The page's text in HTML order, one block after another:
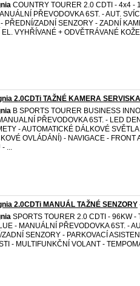
COUNTRY TOURER 2.0 CDTI - 4x4 -
PŘEVODOVKA 6ST. - AUT.
PŘEDNÍ/ZADNÍ SENZORY - ZADNÍ
VYHŘÍVANÉ + ODVĚTRÁVANÉ
2.0CDTi TAŽNÉ KAMERA
B SPORTS TOURER BUSINESS
PŘEVODOVKA 6ST. - LED
- AUTOMATICKÉ DÁLKOVÉ
OVLÁDÁNÍ) - NAVIGACE - FRONT
- ...
2.0CDTi MANUÁL TAŽNÉ SENZORY
SPORTS TOURER 2.0 CDTI - 96KW -
- MANUÁLNÍ PŘEVODOVKA 6ST. -
SENZORY - PARKOVACÍ
- MULTIFUNKČNÍ VOLANT -